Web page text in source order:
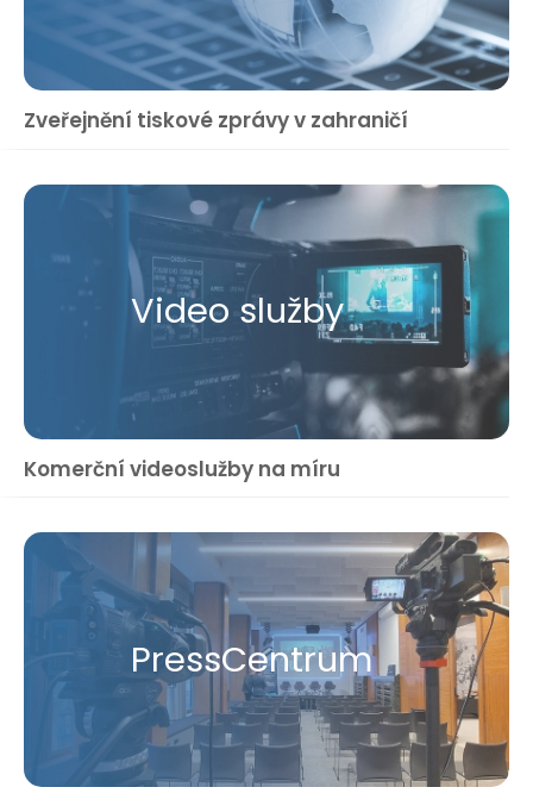
Zveřejnění tiskové zprávy v zahraničí
Video služby
Komerční videoslužby na míru
Press​Centrum